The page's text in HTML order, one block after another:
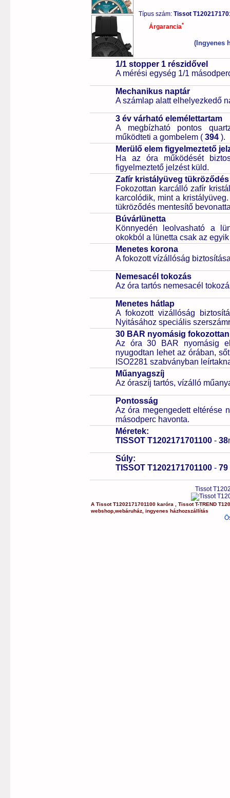
Típus szám: Tissot
Árgarancia*
(Ingyenes
1/1 stopper 1 részidővel
A mérési egység 1/1
Mechanikus naptár
A számlap alatt elhelyezkedő
3 év várható elemélettartam
A megbízható pontos
működteti a gombelem ( 394 ).
Merülő elem figyelmeztető
Ha az óra működését
figyelmeztető jelzést küld.
Zafír kristályüveg
Fokozottan karcálló zafír
karcolódik, mint a
tükröződés mentesítő
Búvárlünetta
Könnyedén leolvasható a
okokból a lünetta csak az
Menetes korona
A fokozott vízállóság
Nemesacél tokozás
Az óra tartós nemesacél
Menetes hátlap
A fokozott vizállóság
Nyitásához speciális
30 BAR nyomásig
Az óra 30 BAR nyomásig
nyugodtan lehet az órában,
ISO2281 szabványban
Műanyagszíj
Az óraszíj tartós, vízálló
Pontosság
Az óra megengedett eltérése
másodperc havonta.
Méretek:
TISSOT T1202171701100 - 38
Súly:
TISSOT T1202171701100 - 79
Tissot
ATissot T1202171701100 karóra ,Tissot T-TREND
webshop ,webáruház ,ingyenes házhozszállítás